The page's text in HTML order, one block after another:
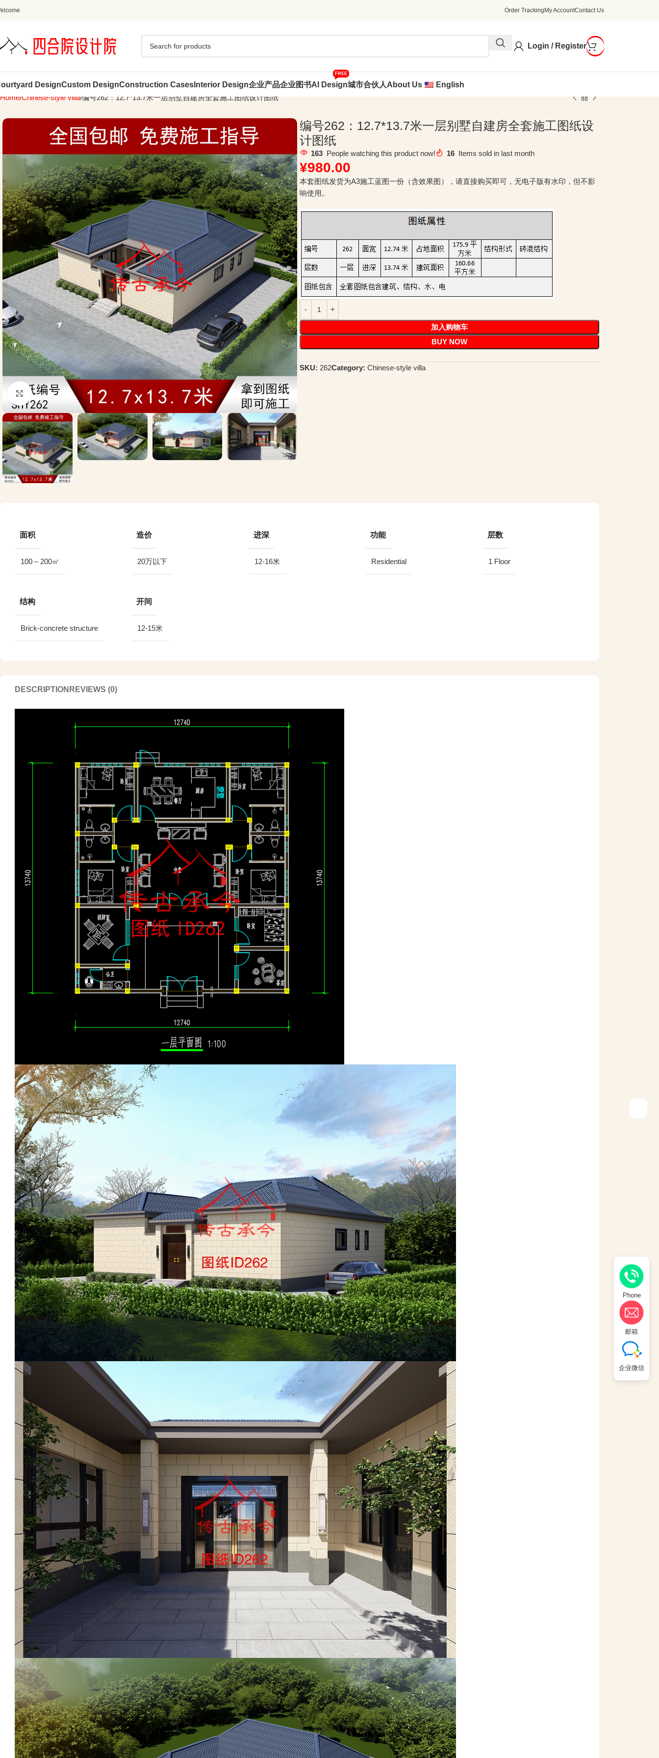
Order Tracking My AccountContact Us
Login / Register
DesignCustom DesignConstruction Cases Interior Design企业产品企业图书AI Design
FREE
城市合伙人About Us
English
Home Chinese-style villa 编号262：12.7*13.7米一层别墅自建房全套施工图纸设计图纸
Click to enlarge
编号262：12.7*13.7米一层别墅自建房全套施工图纸设
计图纸
163 People watching this product now! 16 Items sold in last month
¥980.00
本套图纸发货为A3施工蓝图一份（含效果图），请直接购买即可，无电子版有水印，但不影
响使用。
加入购物车
BUY NOW
SKU: 262Category: Chinese-style villa
面积
100 – 200㎡
造价
20万以下
进深
12-16米
功能
Residential
层数
1 Floor
结构
Brick-concrete structure
开间
12-15米
DESCRIPTION REVIEWS (0)
Phone
邮箱
企业微信